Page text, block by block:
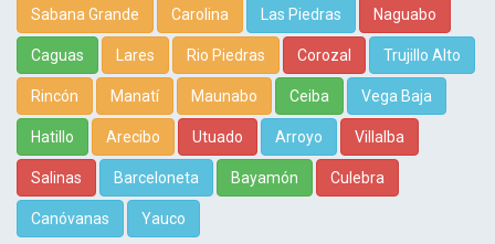
Sabana Grande Carolina Las Piedras Naguabo
Caguas Lares Rio Piedras Corozal Trujillo Alto
Rincón Manatí Maunabo Ceiba Vega Baja
Hatillo Arecibo Utuado Arroyo Villalba
Salinas Barceloneta Bayamón Culebra
Canóvanas Yauco